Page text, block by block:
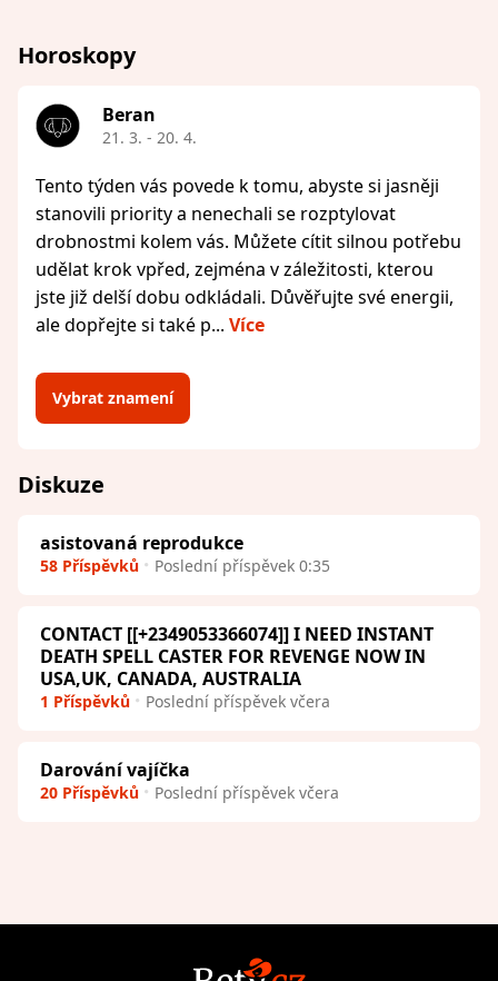
Horoskopy
Beran
21. 3. - 20. 4.
Tento týden vás povede k tomu, abyste si jasněji
stanovili priority a nenechali se rozptylovat
drobnostmi kolem vás. Můžete cítit silnou potřebu
udělat krok vpřed, zejména v záležitosti, kterou
jste již delší dobu odkládali. Důvěřujte své energii,
ale dopřejte si také p... Více
Vybrat znamení
Diskuze
asistovaná reprodukce
58 Příspěvků Poslední příspěvek 0:35
CONTACT [[+2349053366074]] I NEED INSTANT
DEATH SPELL CASTER FOR REVENGE NOW IN
USA,UK, CANADA, AUSTRALIA
1 Příspěvků Poslední příspěvek včera
Darování vajíčka
20 Příspěvků Poslední příspěvek včera